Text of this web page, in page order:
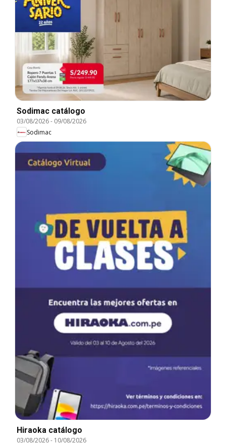
Sodimac catálogo
03/08/2026- 09/08/2026
Sodimac
Hiraoka catálogo
03/08/2026- 10/08/2026